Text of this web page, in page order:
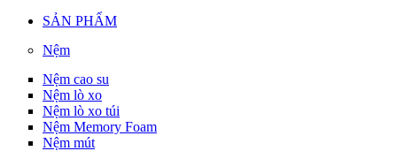
SẢN PHẨM
Nệm
Nệm cao su
Nệm lò xo
Nệm lò xo túi
Nệm Memory Foam
Nệm mút